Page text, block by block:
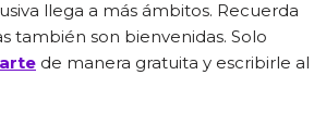
llega a más ámbitos. Recuerda
también son bienvenidas. Solo
de manera gratuita y escribirle al